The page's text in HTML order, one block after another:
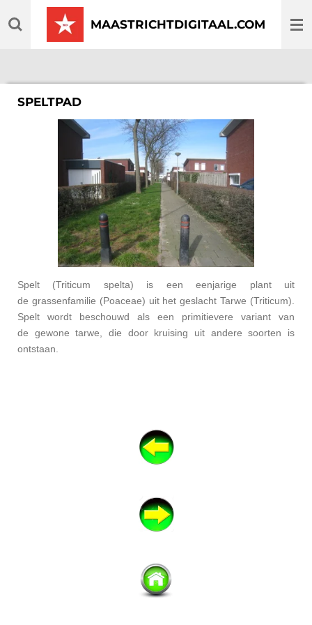
direct
MAASTRICHTDIGITAAL.COM
SPELTPAD
Spelt (Triticum spelta) is eeneenjarige plantuit
de grassenfamilie (Poaceae) uit het geslachtTarwe (Triticum)
Spelt wordt beschouwd als een primitievere variant van
de gewone tarwe , die door kruising uit andere soorten is
ontstaan.